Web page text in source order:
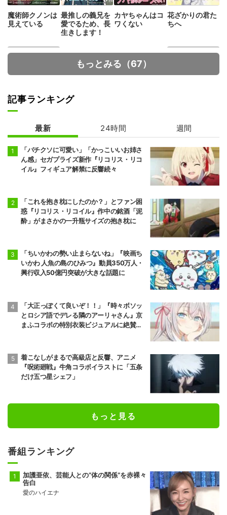
魔術師クノンは
見えている
最推しの義兄を
愛でるため、長
生きします！
カヤちゃんはコ
ワくない
花ざかりの君た
ちへ
ハイスクール！
奇面組
ヴィジランテ -
僕のヒーローア
カデミア ILLEG
ALS- 第2期
もっとみる（67）
記事ランキング
最新 24時間 週間
「バチクソに可愛い」「かっこいいお姉さ
ん感」セガプライズ新作『リコリス・リコ
イル』フィギュア解禁に反響続々
「これを抱き枕にしたのか？」とファン困
惑『リコリス・リコイル』作中の銘酒「泥
酔」がまさかの一升瓶サイズの抱き枕に
「ちいかわの勢い止まらないね」『映画ち
いかわ 人魚の島のひみつ』動員350万人・
興行収入50億円突破が大きな話題に
「大正っぽくて良いぞ！！」『時々ボソッ
とロシア語でデレる隣のアーリャさん』京
まふコラボの特別衣装ビジュアルに絶賛の
着こなしがまるで高級店と反響、アニメ
『呪術廻戦』牛角コラボイラストに「五条
だけ五つ星シェフ」
もっと見る
番組ランキング
加護亜依、芸能人との“体の関係”を赤裸々
告白
愛のハイエナ